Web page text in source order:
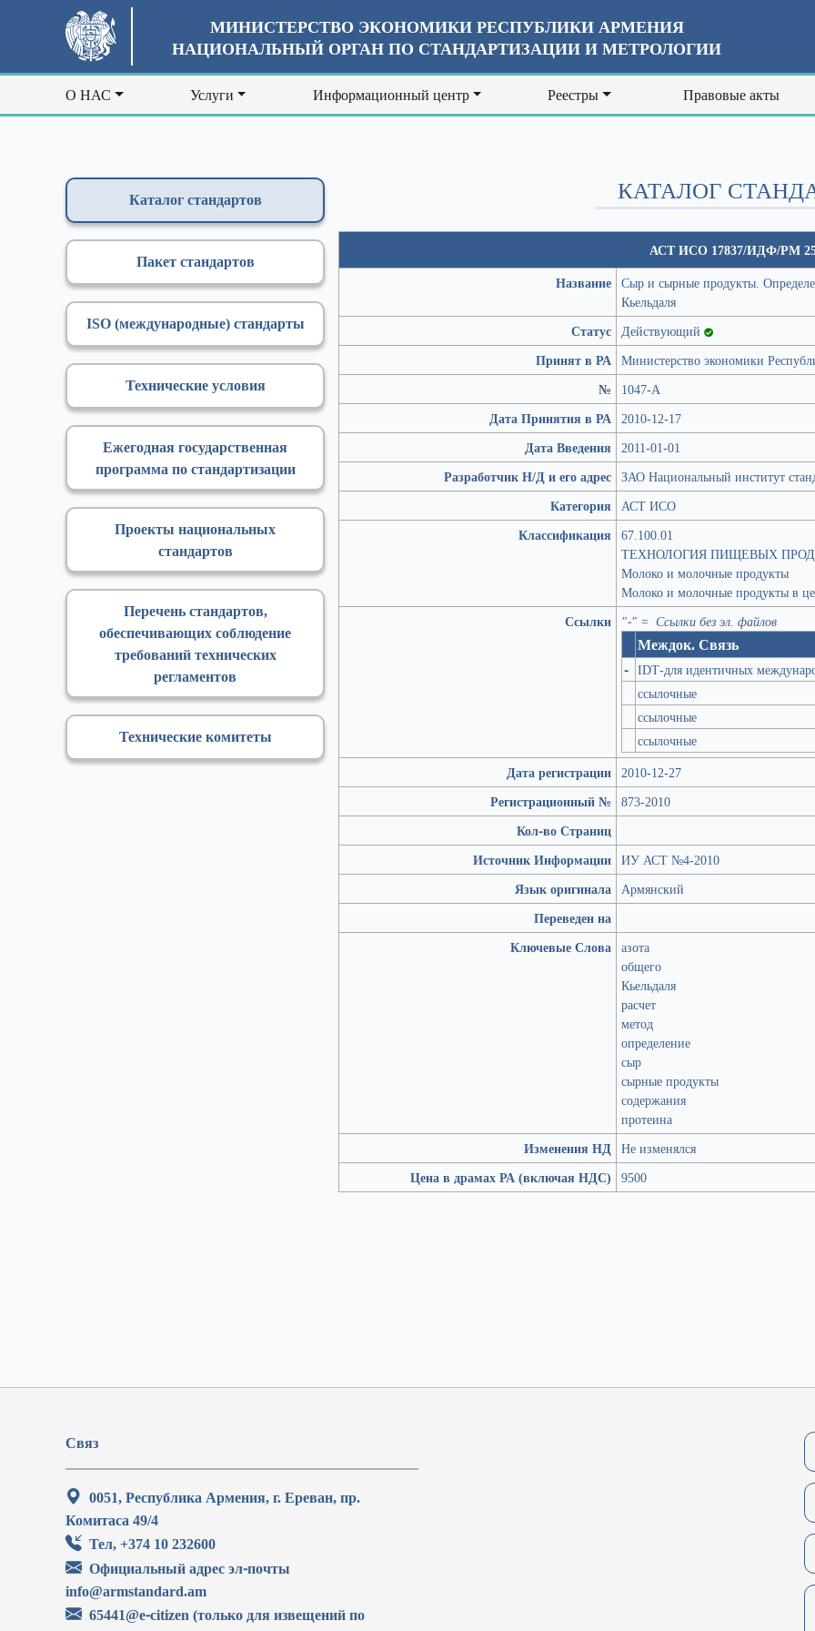
МИНИСТЕРСТВО ЭКОНОМИКИ РЕСПУБЛИКИ АРМЕНИЯ
НАЦИОНАЛЬНЫЙ ОРГАН ПО СТАНДАРТИЗАЦИИ И МЕТРОЛОГИИ
О НАС Услуги Информационный центр Реестры Правовые акты
Каталог стандартов
Пакет стандартов
ISO (международные) стандарты
Технические условия
Ежегодная государственная
программа по стандартизации
Проекты национальных
стандартов
Перечень стандартов,
обеспечивающих соблюдение
требований технических
регламентов
Технические комитеты
КАТАЛОГ
АСТ ИСО 17837/ИДФ/РМ
Название Сыр и сырные продукты.
Кьельдаля
Статус Действующий
Принят в РА Министерство экономики
№
1047-А
Дата Принятия в РА 2010-12-17
Дата Введения
2011-01-01
Разработчик Н/Д и его адрес ЗАО Национальный институт
Категория
АСТ ИСО
Классификация
67.100.01
ТЕХНОЛОГИЯ ПИЩЕВЫХ
Молоко и молочные продукты
Молоко и молочные продукты в
Ссылки
"-" = Ссылки без эл. файлов
Междок. Связь
- IDT-для идентичных
ссылочные
ссылочные
ссылочные
Дата регистрации 2010-12-27
Регистрационный №
873-2010
Кол-во Страниц
Источник Информации ИУ АСТ №4-2010
Язык оригинала Армянский
Переведен на
Ключевые Слова азота
общего
Кьельдаля
расчет
метод
определение
сыр
сырные продукты
содержания
протеина
Изменения НД Не изменялся
Цена в драмах РА (включая НДС)
9500
Связ
0051, Республика Армения, г. Ереван, пр.
Комитаса 49/4
Тел, +374 10 232600
Официальный адрес эл-почты
info@armstandard.am
65441@e-citizen (только для извещений по